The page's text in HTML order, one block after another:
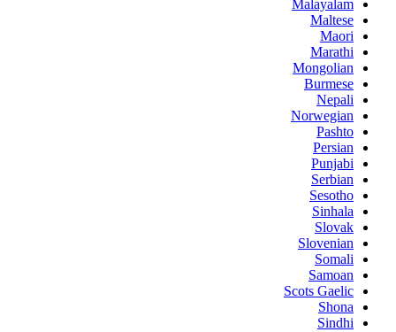
Malayalam
Maltese
Maori
Marathi
Mongolian
Burmese
Nepali
Norwegian
Pashto
Persian
Punjabi
Serbian
Sesotho
Sinhala
Slovak
Slovenian
Somali
Samoan
Scots Gaelic
Shona
Sindhi